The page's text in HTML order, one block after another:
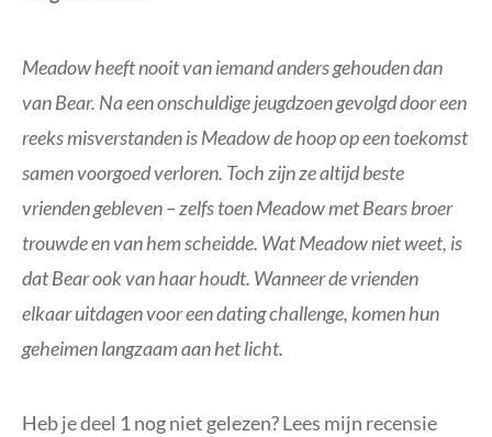
Meadow heeft nooit van iemand anders gehouden dan
van Bear. Na een onschuldige jeugdzoen gevolgd door een
reeks misverstanden is Meadow de hoop op een toekomst
samen voorgoed verloren. Toch zijn ze altijd beste
vrienden gebleven – zelfs toen Meadow met Bears broer
trouwde en van hem scheidde. Wat Meadow niet weet, is
dat Bear ook van haar houdt. Wanneer de vrienden
elkaar uitdagen voor een dating challenge, komen hun
geheimen langzaam aan het licht.
Heb je deel 1 nog niet gelezen? Lees mijn recensie